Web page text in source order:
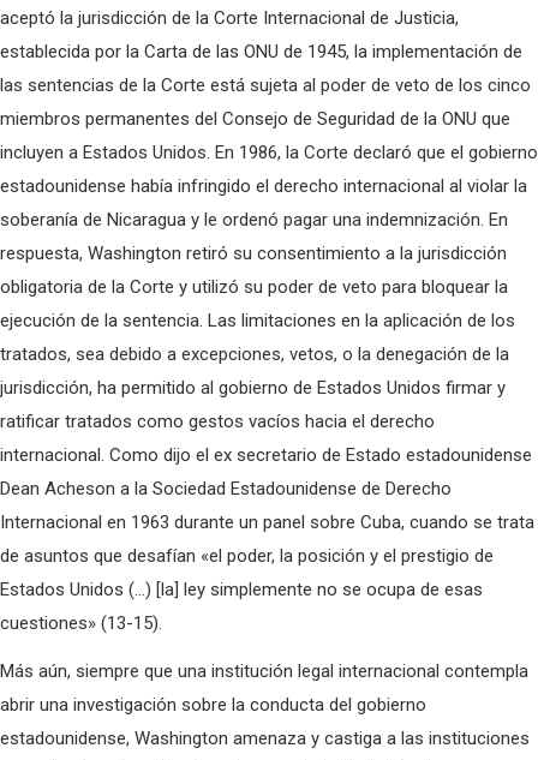
aceptó la jurisdicción de la Corte Internacional de Justicia,
establecida por la Carta de las ONU de 1945, la implementación de
las sentencias de la Corte está sujeta al poder de veto de los cinco
miembros permanentes del Consejo de Seguridad de la ONU que
incluyen a Estados Unidos. En 1986, la Corte declaró que el gobierno
estadounidense había infringido el derecho internacional al violar la
soberanía de Nicaragua y le ordenó pagar una indemnización. En
respuesta, Washington retiró su consentimiento a la jurisdicción
obligatoria de la Corte y utilizó su poder de veto para bloquear la
ejecución de la sentencia. Las limitaciones en la aplicación de los
tratados, sea debido a excepciones, vetos, o la denegación de la
jurisdicción, ha permitido al gobierno de Estados Unidos firmar y
ratificar tratados como gestos vacíos hacia el derecho
internacional. Como dijo el ex secretario de Estado estadounidense
Dean Acheson a la Sociedad Estadounidense de Derecho
Internacional en 1963 durante un panel sobre Cuba, cuando se trata
de asuntos que desafían «el poder, la posición y el prestigio de
Estados Unidos (…) [la] ley simplemente no se ocupa de esas
cuestiones» (13-15).
Más aún, siempre que una institución legal internacional contempla
abrir una investigación sobre la conducta del gobierno
estadounidense, Washington amenaza y castiga a las instituciones